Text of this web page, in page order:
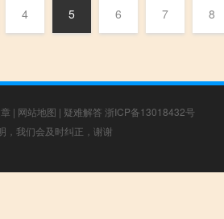
4 5 6 7 8
| 网站地图 | 疑难解答 浙ICP备13018432号
，我们会及时纠正，谢谢